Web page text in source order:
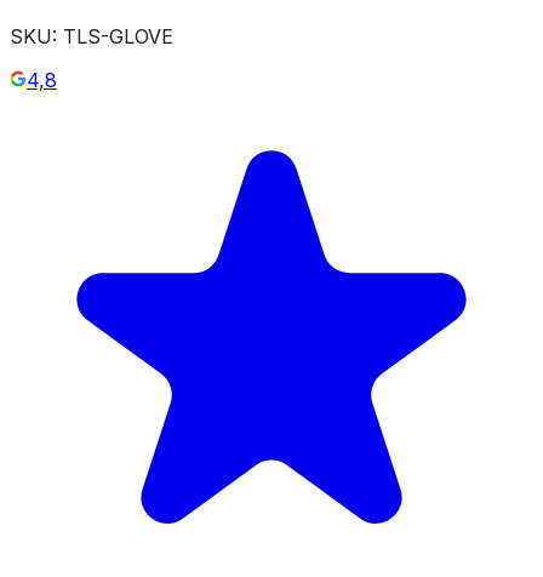
SKU: TLS-GLOVE
4,8